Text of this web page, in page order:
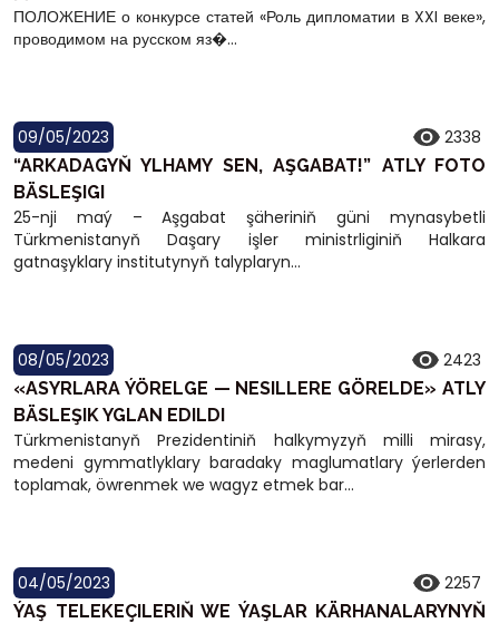
ПОЛОЖЕНИЕ о конкурсе статей «Роль дипломатии в XXI веке»,
проводимом на русском яз�...
09/05/2023 2338
“ARKADAGYŇ YLHAMY SEN, AŞGABAT!” ATLY FOTO
BÄSLEŞIGI
25-nji maý – Aşgabat şäheriniň güni mynasybetli
Türkmenistanyň Daşary işler ministrliginiň Halkara
gatnaşyklary institutynyň talyplaryn...
08/05/2023 2423
«ASYRLARA ÝÖRELGE — NESILLERE GÖRELDE» ATLY
BÄSLEŞIK YGLAN EDILDI
Türkmenistanyň Prezidentiniň halkymyzyň milli mirasy,
medeni gymmatlyklary baradaky maglumatlary ýerlerden
toplamak, öwrenmek we wagyz etmek bar...
04/05/2023 2257
ÝAŞ TELEKEÇILERIŇ WE ÝAŞLAR KÄRHANALARYNYŇ